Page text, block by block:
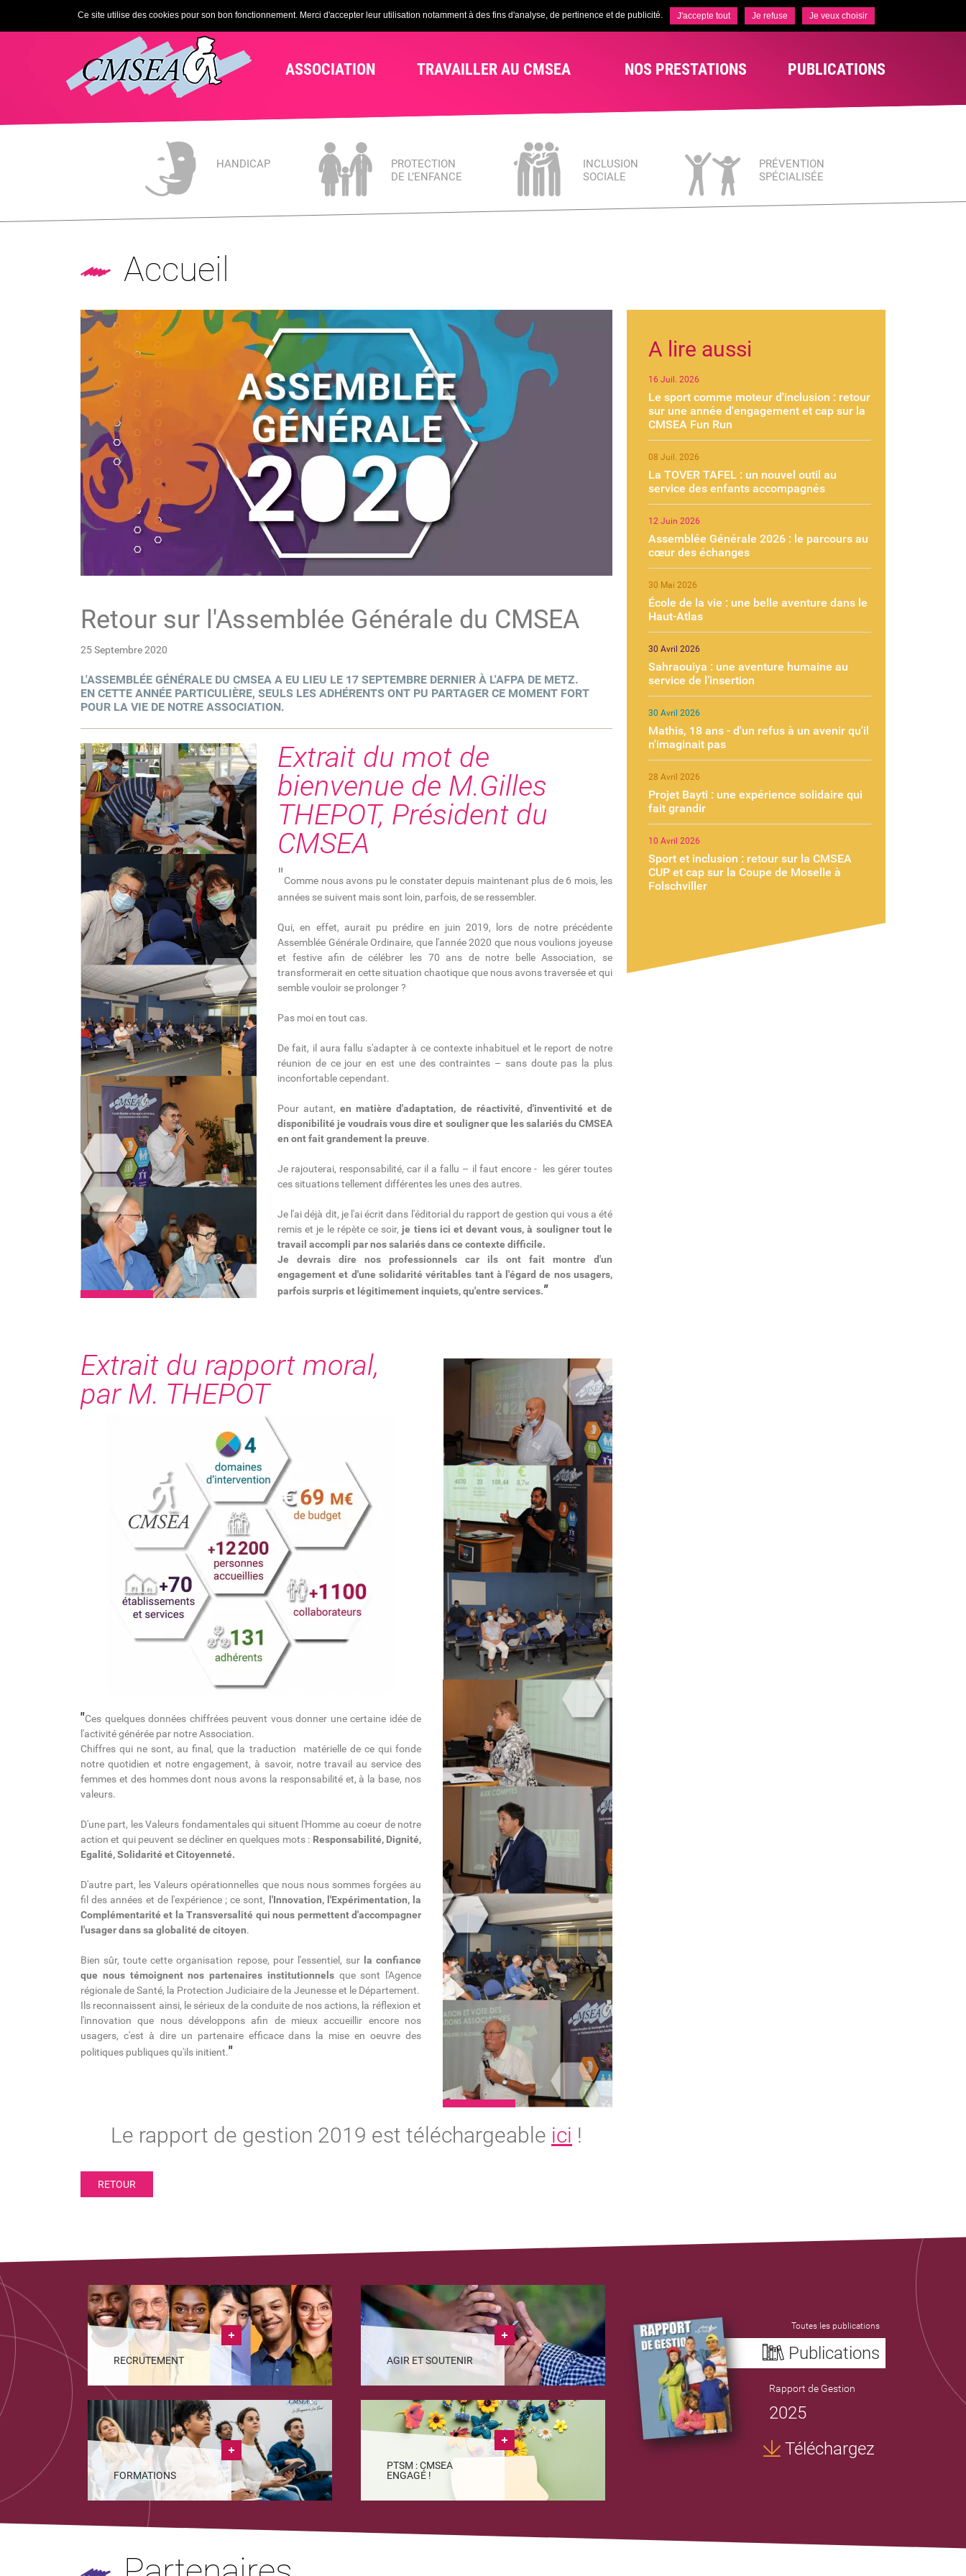
ASSOCIATION TRAVAILLER AU CMSEA NOS PRESTATIONS PUBLICATIONS
HANDICAP
PROTECTION
DE L’ENFANCE
INCLUSION
SOCIALE
PRÉVENTION
SPÉCIALISÉE
Accueil
Retour sur l'Assemblée Générale du CMSEA
25 Septembre 2020
L'ASSEMBLÉE GÉNÉRALE DU CMSEA A EU LIEU LE 17 SEPTEMBRE DERNIER À L'AFPA DE METZ.
EN CETTE ANNÉE PARTICULIÈRE, SEULS LES ADHÉRENTS ONT PU PARTAGER CE MOMENT FORT
POUR LA VIE DE NOTRE ASSOCIATION.
Extrait du mot de
bienvenue de M.Gilles
THEPOT, Président du
CMSEA
"Comme nous avons pu le constater depuis maintenant plus de 6 mois, les
années se suivent mais sont loin, parfois, de se ressembler.
Qui, en effet, aurait pu prédire en juin 2019, lors de notre précédente
Assemblée Générale Ordinaire, que l'année 2020 que nous voulions joyeuse
et festive afin de célébrer les 70 ans de notre belle Association, se
transformerait en cette situation chaotique que nous avons traversée et qui
semble vouloir se prolonger ?
Pas moi en tout cas.
De fait, il aura fallu s'adapter à ce contexte inhabituel et le report de notre
réunion de ce jour en est une des contraintes – sans doute pas la plus
inconfortable cependant.
Pour autant,en matière d'adaptation, de réactivité, d'inventivité et de
disponibilité je voudrais vous dire et souligner que les salariés du CMSEA
en ont fait grandement la preuve.
Je rajouterai, responsabilité, car il a fallu – il faut encore - les gérer toutes
ces situations tellement différentes les unes des autres.
Je l'ai déjà dit, je l'ai écrit dans l'éditorial du rapport de gestion qui vous a été
remis et je le répète ce soir, je tiens ici et devant vous, à souligner tout le
travail accompli par nos salariés dans ce contexte difficile.
Je devrais dire nos professionnels car ils ont fait montre d'un
engagement et d'une solidarité véritables tant à l'égard de nos usagers,
parfois surpris et légitimement inquiets, qu'entre services."
Extrait du rapport moral,
par M. THEPOT
"Ces quelques données chiffrées peuvent vous donner une certaine idée de
l'activité générée par notre Association.
Chiffres qui ne sont, au final, que la traduction matérielle de ce qui fonde
notre quotidien et notre engagement, à savoir, notre travail au service des
femmes et des hommes dont nous avons la responsabilité et, à la base, nos
valeurs.
D'une part, les Valeurs fondamentales qui situent l'Homme au coeur de notre
action et qui peuvent se décliner en quelques mots : Responsabilité, Dignité,
Egalité, Solidarité et Citoyenneté.
D'autre part, les Valeurs opérationnelles que nous nous sommes forgées au
fil des années et de l'expérience ; ce sont,
l'Innovation, l'Expérimentation, la
Complémentarité et la Transversalité qui nous permettent d'accompagner
l'usager dans sa globalité de citoyen.
Bien sûr, toute cette organisation repose, pour l'essentiel, sur la confiance
que nous témoignent nos partenaires institutionnelsque sont l'Agence
régionale de Santé, la Protection Judiciaire de la Jeunesse et le Département.
Ils reconnaissent ainsi, le sérieux de la conduite de nos actions, la réflexion et
l'innovation que nous développons afin de mieux accueillir encore nos
usagers, c'est à dire un partenaire efficace dans la mise en oeuvre des
politiques publiques qu'ils initient."
Le rapport de gestion 2019 est téléchargeable ici !
RETOUR
A lire aussi
16 Juil. 2026
Le sport comme moteur d'inclusion : retour
sur une année d'engagement et cap sur la
CMSEA Fun Run
08 Juil. 2026
La TOVER TAFEL : un nouvel outil au
service des enfants accompagnés
12 Juin 2026
Assemblée Générale 2026 : le parcours au
cœur des échanges
30 Mai 2026
École de la vie : une belle aventure dans le
Haut-Atlas
30 Avril 2026
Sahraouiya : une aventure humaine au
service de l’insertion
30 Avril 2026
Mathis, 18 ans - d'un refus à un avenir qu'il
n'imaginait pas
28 Avril 2026
Projet Bayti : une expérience solidaire qui
fait grandir
10 Avril 2026
Sport et inclusion : retour sur la CMSEA
CUP et cap sur la Coupe de Moselle à
Folschviller
RECRUTEMENT
FORMATIONS
AGIR ET SOUTENIR
PTSM : CMSEA
ENGAGÉ !
Toutes les publications
Publications
Rapport de Gestion
2025
Téléchargez
Ce site utilise des cookies pour son bon fonctionnement. Merci d'accepter leur utilisation notamment à des fins d'analyse, de pertinence et de publicité. J'accepte tout Je refuse Je veux choisir